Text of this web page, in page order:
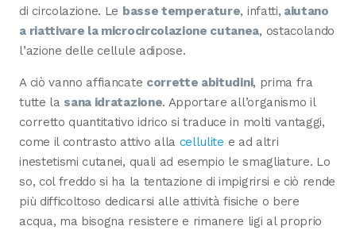
di circolazione. Le basse temperature, infatti, aiutano
a riattivare la microcircolazione cutanea, ostacolando
l’azione delle cellule adipose.
A ciò vanno affiancate corrette abitudini, prima fra
tutte la sana idratazione. Apportare all’organismo il
corretto quantitativo idrico si traduce in molti vantaggi,
come il contrasto attivo alla cellulite e ad altri
inestetismi cutanei, quali ad esempio le smagliature. Lo
so, col freddo si ha la tentazione di impigrirsi e ciò rende
più difficoltoso dedicarsi alle attività fisiche o bere
acqua, ma bisogna resistere e rimanere ligi al proprio